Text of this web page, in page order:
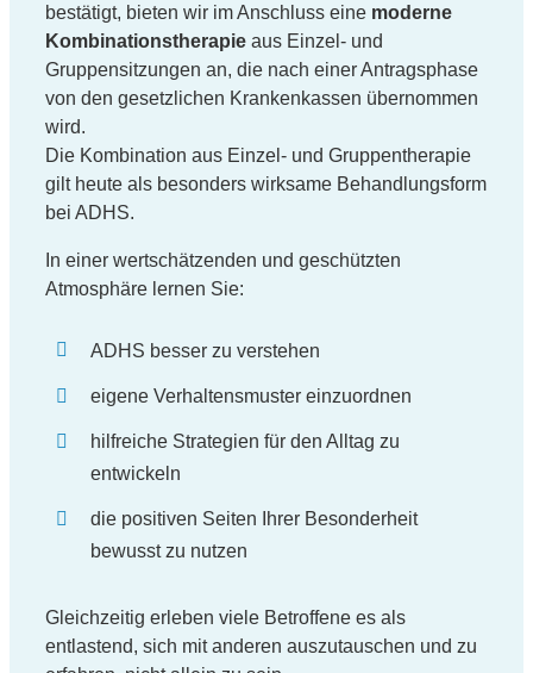
bestätigt, bieten wir im Anschluss eine moderne
Kombinationstherapieaus Einzel- und
Gruppensitzungen an, die nach einer Antragsphase
von den gesetzlichen Krankenkassen übernommen
wird.
Die Kombination aus Einzel- und Gruppentherapie
gilt heute als besonders wirksame Behandlungsform
bei ADHS.
In einer wertschätzenden und geschützten
Atmosphäre lernen Sie:
ADHS besser zu verstehen
eigene Verhaltensmuster einzuordnen
hilfreiche Strategien für den Alltag zu
entwickeln
die positiven Seiten Ihrer Besonderheit
bewusst zu nutzen
Gleichzeitig erleben viele Betroffene es als
entlastend, sich mit anderen auszutauschen und zu